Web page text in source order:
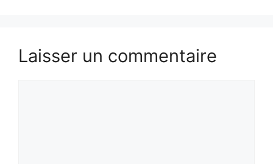
Laisser un commentaire